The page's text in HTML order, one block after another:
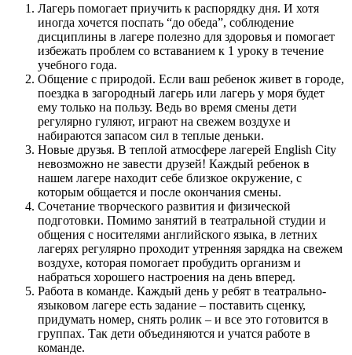
Лагерь помогает приучить к распорядку дня. И хотя
иногда хочется поспать “до обеда”, соблюдение
дисциплины в лагере полезно для здоровья и помогает
избежать проблем со вставанием к 1 уроку в течение
учебного года.
Общение с природой. Если ваш ребенок живет в городе,
поездка в загородный лагерь или лагерь у моря будет
ему только на пользу. Ведь во время смены дети
регулярно гуляют, играют на свежем воздухе и
набираются запасом сил в теплые деньки.
Новые друзья. В теплой атмосфере лагерей English City
невозможно не завести друзей! Каждый ребенок в
нашем лагере находит себе близкое окружение, с
которым общается и после окончания смены.
Сочетание творческого развития и физической
подготовки. Помимо занятий в театральной студии и
общения с носителями английского языка, в летних
лагерях регулярно проходит утренняя зарядка на свежем
воздухе, которая помогает пробудить организм и
набраться хорошего настроения на день вперед.
Работа в команде. Каждый день у ребят в театрально-
языковом лагере есть задание – поставить сценку,
придумать номер, снять ролик – и все это готовится в
группах. Так дети объединяются и учатся работе в
команде.